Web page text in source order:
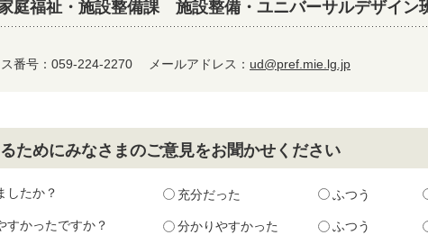
福祉・施設整備課 施設整備・ユニバーサルデザイン
ス番号：059-224-2270 メールアドレス： ud@pref.mie.lg.jp
ためにみなさまのご意見をお聞かせください
したか？ 充分だった ふつう
すかったですか？ 分かりやすかった ふつう